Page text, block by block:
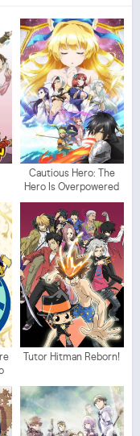
Cautious Hero: The
Hero Is Overpowered
but Overly Cautious
Tutor Hitman Reborn!